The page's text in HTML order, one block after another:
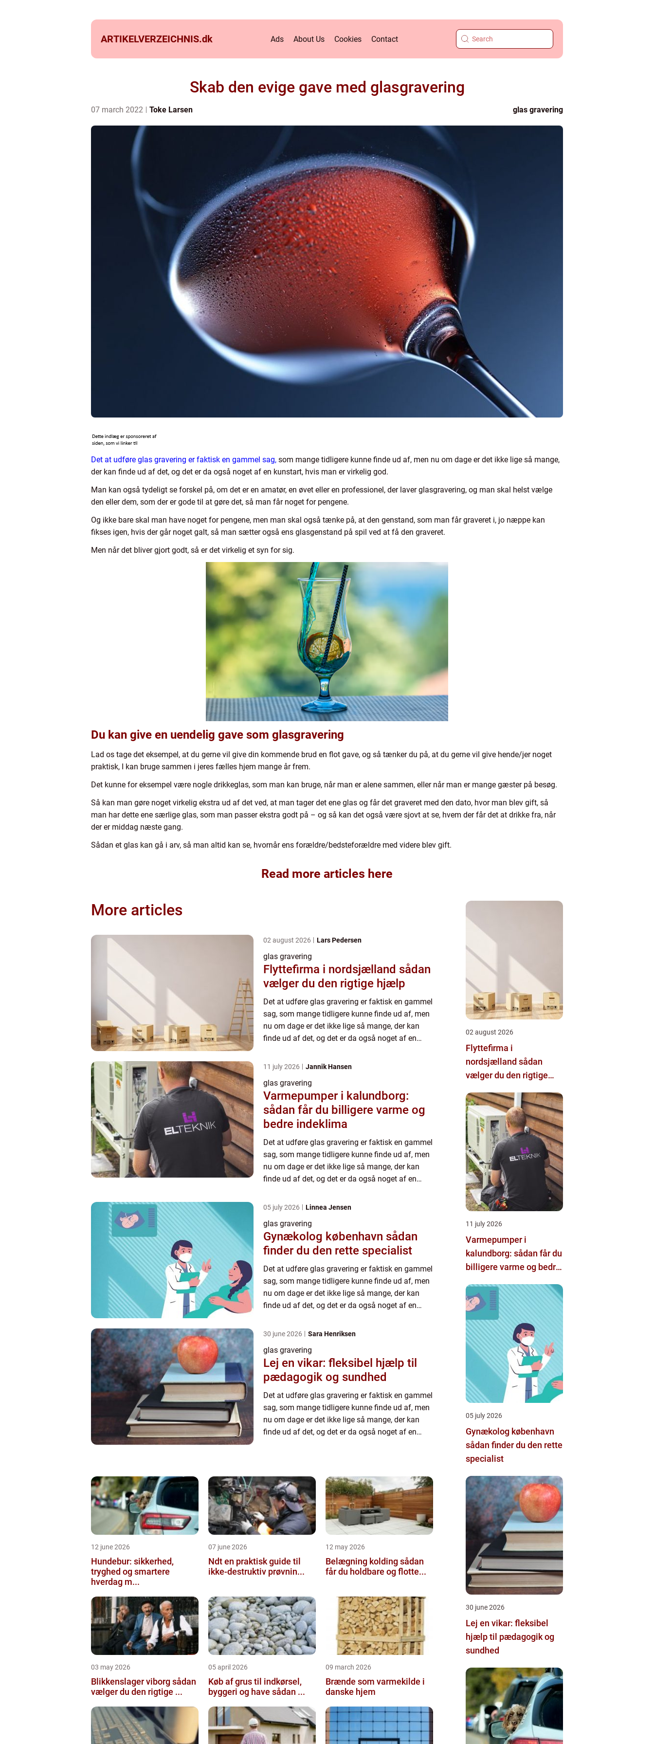
ARTIKELVERZEICHNIS.dk Ads About Us Cookies Contact
Skab den evige gave med glasgravering
07 march 2022 Toke Larsen glas gravering
Det at udføre glas gravering er faktisk en gammel sag, som mange tidligere kunne finde ud af, men nu om dage er det ikke lige så mange,
der kan finde ud af det, og det er da også noget af en kunstart, hvis man er virkelig god.
Man kan også tydeligt se forskel på, om det er en amatør, en øvet eller en professionel, der laver glasgravering, og man skal helst vælge
den eller dem, som der er gode til at gøre det, så man får noget for pengene.
Og ikke bare skal man have noget for pengene, men man skal også tænke på, at den genstand, som man får graveret i, jo næppe kan
fikses igen, hvis der går noget galt, så man sætter også ens glasgenstand på spil ved at få den graveret.
Men når det bliver gjort godt, så er det virkelig et syn for sig.
Du kan give en uendelig gave som glasgravering
Lad os tage det eksempel, at du gerne vil give din kommende brud en flot gave, og så tænker du på, at du gerne vil give hende/jer noget
praktisk, I kan bruge sammen i jeres fælles hjem mange år frem.
Det kunne for eksempel være nogle drikkeglas, som man kan bruge, når man er alene sammen, eller når man er mange gæster på besøg.
Så kan man gøre noget virkelig ekstra ud af det ved, at man tager det ene glas og får det graveret med den dato, hvor man blev gift, så
man har dette ene særlige glas, som man passer ekstra godt på – og så kan det også være sjovt at se, hvem der får det at drikke fra, når
der er middag næste gang.
Sådan et glas kan gå i arv, så man altid kan se, hvornår ens forældre/bedsteforældre med videre blev gift.
Read more articles here
More articles
02 august 2026 Lars Pedersen
glas gravering
Flyttefirma i nordsjælland sådan
vælger du den rigtige hjælp
Det at udføre glas gravering er faktisk en gammel
sag, som mange tidligere kunne finde ud af, men
nu om dage er det ikke lige så mange, der kan
finde ud af det, og det er da også noget af en
tydeligt s...
11 july 2026 Jannik Hansen
glas gravering
Varmepumper i kalundborg:
sådan får du billigere varme og
bedre indeklima
Det at udføre glas gravering er faktisk en gammel
sag, som mange tidligere kunne finde ud af, men
nu om dage er det ikke lige så mange, der kan
finde ud af det, og det er da også noget af en
tydeligt s...
05 july 2026 Linnea Jensen
glas gravering
Gynækolog københavn sådan
finder du den rette specialist
Det at udføre glas gravering er faktisk en gammel
sag, som mange tidligere kunne finde ud af, men
nu om dage er det ikke lige så mange, der kan
finde ud af det, og det er da også noget af en
tydeligt s...
30 june 2026 Sara Henriksen
glas gravering
Lej en vikar: fleksibel hjælp til
pædagogik og sundhed
Det at udføre glas gravering er faktisk en gammel
sag, som mange tidligere kunne finde ud af, men
nu om dage er det ikke lige så mange, der kan
finde ud af det, og det er da også noget af en
12 june 2026
Hundebur: sikkerhed,
tryghed og smartere
hverdag m...
07 june 2026
Ndt en praktisk guide til
ikke-destruktiv prøvnin...
12 may 2026
Belægning kolding sådan
får du holdbare og flotte...
03 may 2026
Blikkenslager viborg sådan
vælger du den rigtige ...
05 april 2026
Køb af grus til indkørsel,
byggeri og have sådan ...
09 march 2026
Brænde som varmekilde i
danske hjem
02 august 2026
Flyttefirma i
nordsjælland sådan
vælger du den rigtige
11 july 2026
Varmepumper i
kalundborg: sådan får du
billigere varme og bedre
05 july 2026
Gynækolog københavn
sådan finder du den rette
specialist
30 june 2026
Lej en vikar: fleksibel
hjælp til pædagogik og
sundhed